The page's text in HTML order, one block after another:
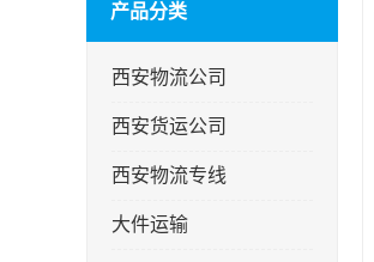
产品分类
西安物流公司
西安货运公司
西安物流专线
大件运输